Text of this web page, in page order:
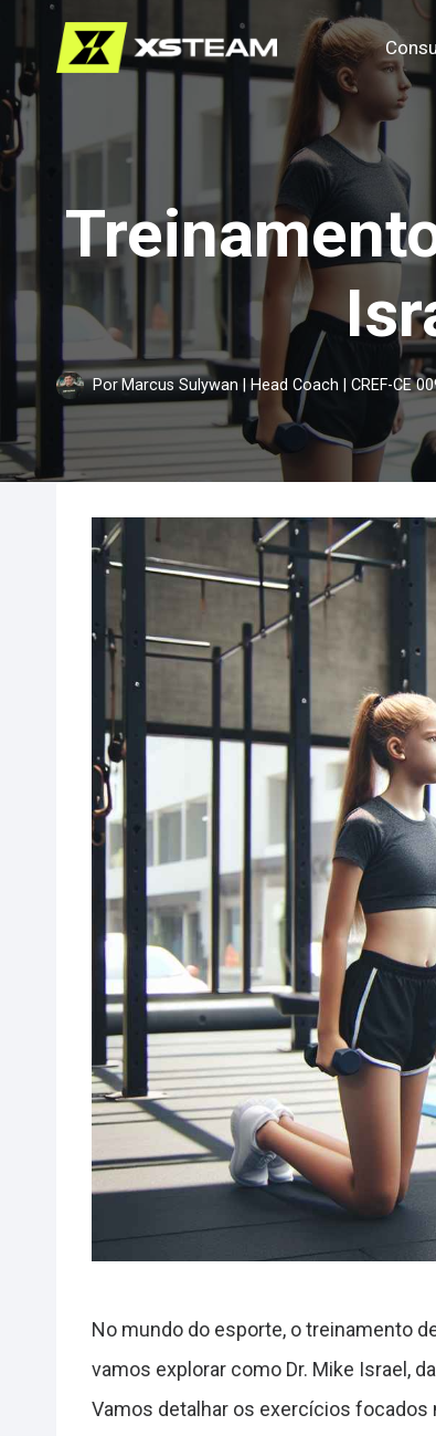
para
o
Conteúdo
PorMarcus Sulywan | Head Coach | CREF-CE
No mundo do esporte, o treinamento
vamos explorar como Dr. Mike Israel,
Vamos detalhar os exercícios